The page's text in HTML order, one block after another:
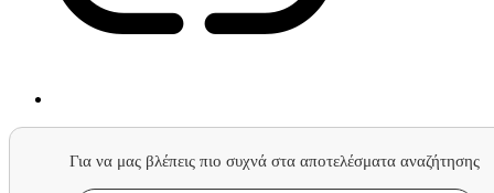
Για να μας βλέπεις πιο συχνά στα αποτελέσματα αναζήτησης